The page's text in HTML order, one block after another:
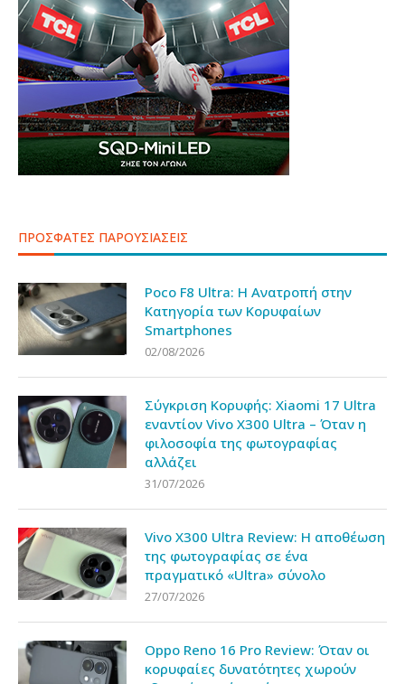
ΠΡΟΣΦΑΤΕΣ ΠΑΡΟΥΣΙΑΣΕΙΣ
Poco F8 Ultra: Η Ανατροπή στην
Κατηγορία των Κορυφαίων
Smartphones
02/08/2026
Σύγκριση Κορυφής: Xiaomi 17 Ultra
εναντίον Vivo X300 Ultra – Όταν η
φιλοσοφία της φωτογραφίας
αλλάζει
31/07/2026
Vivo X300 Ultra Review: Η αποθέωση
της φωτογραφίας σε ένα
πραγματικό «Ultra» σύνολο
27/07/2026
Oppo Reno 16 Pro Review: Όταν οι
κορυφαίες δυνατότητες χωρούν